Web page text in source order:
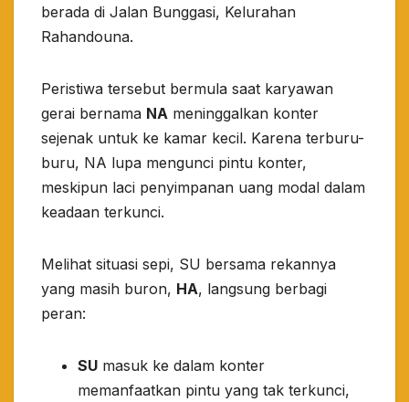
berada di Jalan Bunggasi, Kelurahan
Rahandouna.
​Peristiwa tersebut bermula saat karyawan
gerai bernama NA meninggalkan konter
sejenak untuk ke kamar kecil. Karena terburu-
buru, NA lupa mengunci pintu konter,
meskipun laci penyimpanan uang modal dalam
keadaan terkunci.
​Melihat situasi sepi, SU bersama rekannya
yang masih buron, HA, langsung berbagi
peran:
SU masuk ke dalam konter
memanfaatkan pintu yang tak terkunci,